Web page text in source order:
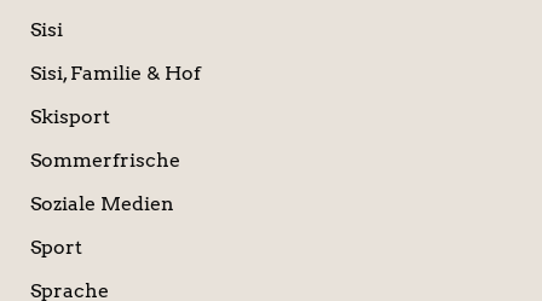
Sisi
Sisi, Familie & Hof
Skisport
Sommerfrische
Soziale Medien
Sport
Sprache